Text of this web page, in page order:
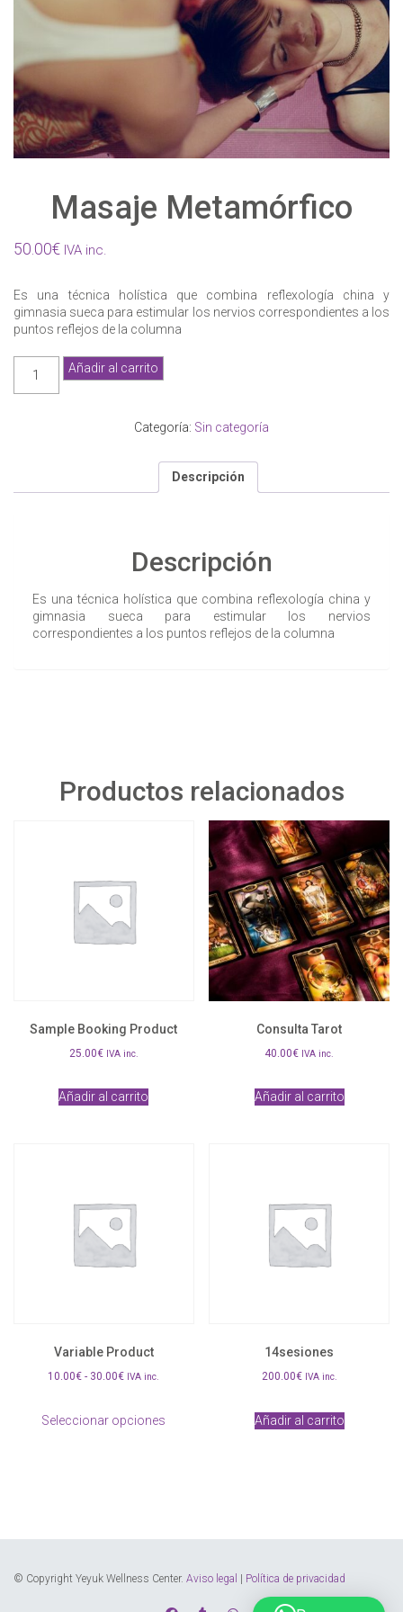
Masaje Metamórfico
50.00€ IVA inc.
Es una técnica holística que combina reflexología china y
gimnasia sueca para estimular los nervios correspondientes a los
puntos reflejos de la columna
Metamórfico
cantidad
Añadir al carrito
Categoría: Sin categoría
Descripción
Descripción
Es una técnica holística que combina reflexología china y
gimnasia sueca para estimular los nervios
correspondientes a los puntos reflejos de la columna
Productos relacionados
Sample Booking Product
25.00€ IVA inc.
Añadir al carrito
Consulta Tarot
40.00€ IVA inc.
Añadir al carrito
Variable Product
10.00€ - 30.00€Rango
desde
IVA inc.
Seleccionar opciones
pueden
en
14sesiones
200.00€ IVA inc.
Añadir al carrito
© Copyright Yeyuk Wellness Center. Aviso legal | Política de privacidad